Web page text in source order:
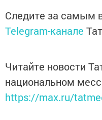
Следите за самым
Telegram-канале
Читайте новости
национальном
https://max.ru/